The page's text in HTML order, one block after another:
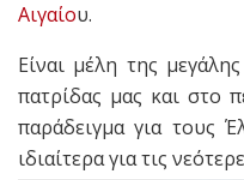
Αιγαίου.
Είναι μέλη της
πατρίδας μας και στο
παράδειγμα για τους
ιδιαίτερα για τις